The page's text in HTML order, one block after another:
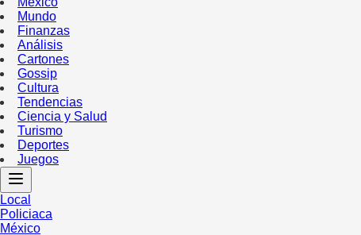
Mundo
Finanzas
Análisis
Cartones
Gossip
Cultura
Tendencias
Ciencia y Salud
Turismo
Deportes
Juegos
Local
Policiaca
México